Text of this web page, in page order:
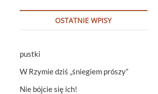
OSTATNIE WPISY
pustki
W Rzymie dziś „śniegiem prószy”
Nie bójcie się ich!